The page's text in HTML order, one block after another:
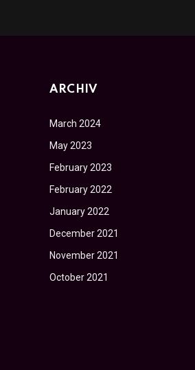
ARCHIV
March 2024
May 2023
February 2023
February 2022
January 2022
December 2021
November 2021
October 2021